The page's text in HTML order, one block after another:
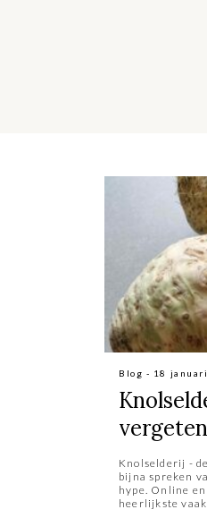
Blog - 18
Knolselderij -
bijna spreken
hype. Online
heerlijkste vaak